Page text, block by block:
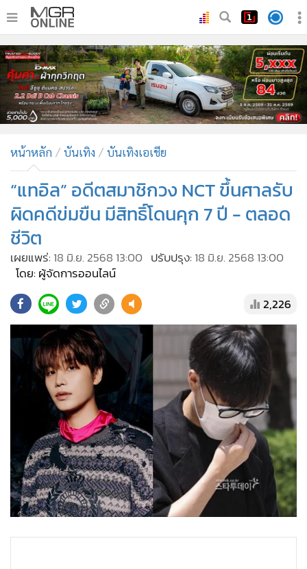
• หน้าหลัก
• ทันเหตุการณ์
• ภาคใต้
• ภูมิภาค
• บันเทิง
ผู้จัดการรายวัน
คอลัมนิสต์
• ละคร
• CbizReview
• Cyber BIZ
• Good health & Well-being
• Green Innovation & SD
•
Management & HR
MGR Live
Infographic
การเมือง
ท่องเที่ยว
•
กีฬา
• ต่างประเทศ
• Special Scoop
• เศรษฐกิจ-ธุรกิจ
• จีน
หน้าหลัก บันเทิง บันเทิงเอเชีย
“แทอิล” อดีตสมาชิกวง NCT ขึ้นศาลรับ
ผิดคดีข่มขืน มีสิทธิ์โดนคุก 7 ปี - ตลอด
ชีวิต
เผยแพร่: 18 มิ.ย. 2568 13:00 ปรับปรุง: 18 มิ.ย. 2568 13:00
โดย: ผู้จัดการออนไลน์
2,226